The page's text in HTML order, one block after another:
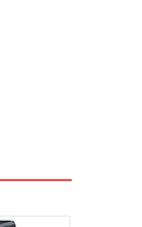
128GB - Màn